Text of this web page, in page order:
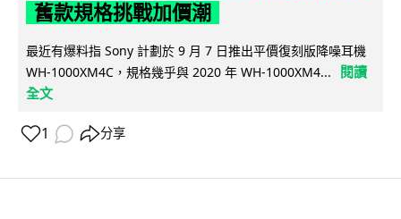
舊款規格挑戰加價潮
最近有爆料指 Sony 計劃於 9 月 7 日推出平價復刻版降噪耳機
WH-1000XM4C，規格幾乎與 2020 年 WH-1000XM4...
閱讀
全文
1 分享